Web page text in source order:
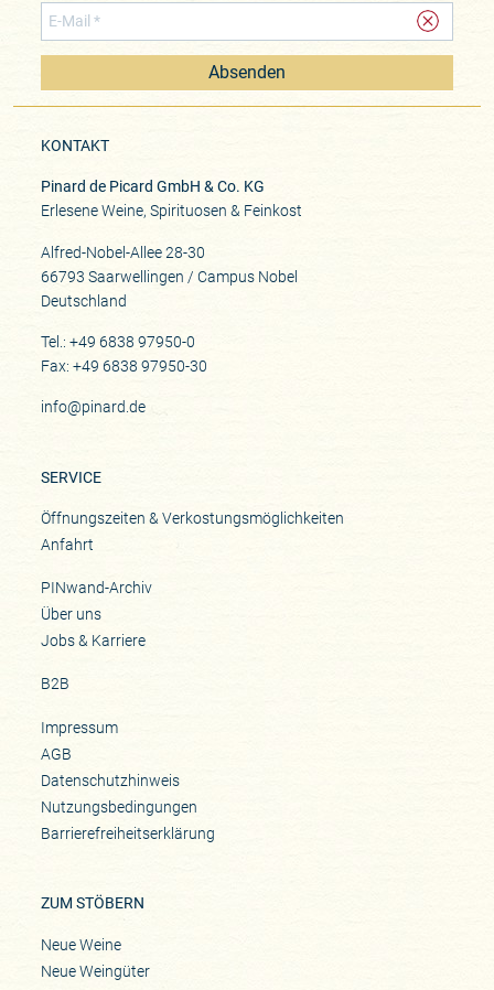
Absenden
KONTAKT
Pinard de Picard GmbH & Co. KG
Erlesene Weine, Spirituosen & Feinkost
Alfred-Nobel-Allee 28-30
66793 Saarwellingen / Campus Nobel
Deutschland
Tel.: +49 6838 97950-0
Fax: +49 6838 97950-30
info@pinard.de
SERVICE
Öffnungszeiten & Verkostungsmöglichkeiten
Anfahrt
PINwand-Archiv
Über uns
Jobs & Karriere
B2B
Impressum
AGB
Datenschutzhinweis
Nutzungsbedingungen
Barrierefreiheitserklärung
ZUM STÖBERN
Neue Weine
Neue Weingüter